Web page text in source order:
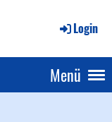
Login
Menü